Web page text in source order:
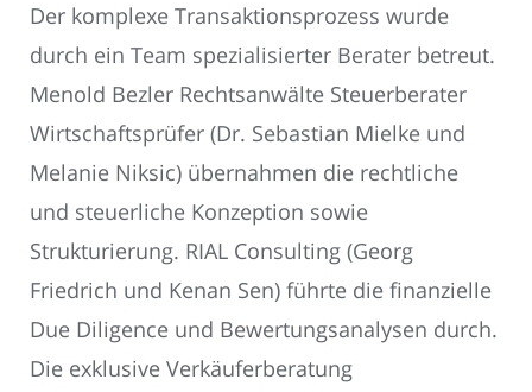
Der komplexe Transaktionsprozess wurde
durch ein Team spezialisierter Berater betreut.
Menold Bezler Rechtsanwälte Steuerberater
Wirtschaftsprüfer (Dr. Sebastian Mielke und
Melanie Niksic) übernahmen die rechtliche
und steuerliche Konzeption sowie
Strukturierung. RIAL Consulting (Georg
Friedrich und Kenan Sen) führte die finanzielle
Due Diligence und Bewertungsanalysen durch.
Die exklusive Verkäuferberatung